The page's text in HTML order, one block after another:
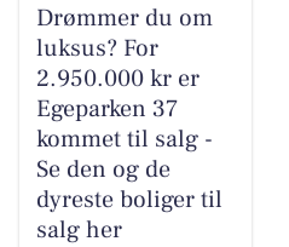
Drømmer du om
luksus? For
2.950.000 kr er
Egeparken 37
kommet til salg -
Se den og de
dyreste boliger til
salg her